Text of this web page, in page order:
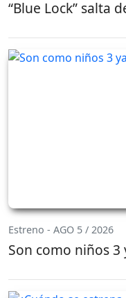
“Blue Lock” salta
Estreno - AGO 5 / 2026
Son como niños